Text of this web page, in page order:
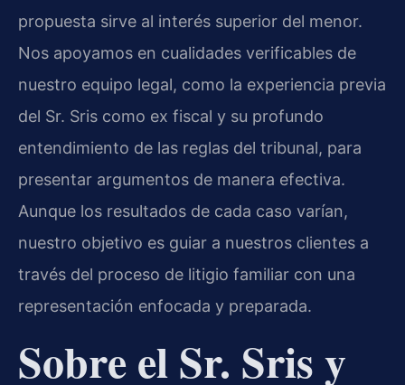
propuesta sirve al interés superior del menor.
Nos apoyamos en cualidades verificables de
nuestro equipo legal, como la experiencia previa
del Sr. Sris como ex fiscal y su profundo
entendimiento de las reglas del tribunal, para
presentar argumentos de manera efectiva.
Aunque los resultados de cada caso varían,
nuestro objetivo es guiar a nuestros clientes a
través del proceso de litigio familiar con una
representación enfocada y preparada.
Sobre el Sr. Sris y